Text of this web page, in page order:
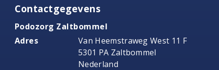
Contactgegevens
Podozorg Zaltbommel
Adres
Van Heemstraweg West 11 F
5301 PA Zaltbommel
Nederland